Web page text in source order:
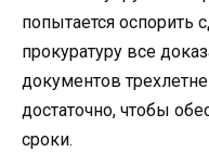
попытается оспорить
прокуратуру все
документов
достаточно, чтобы
сроки.